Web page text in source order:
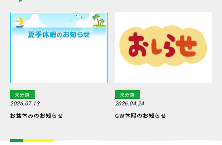
未分類
2026.07.13
お盆休みのお知らせ
未分類
2026.04.24
GW休暇のお知らせ